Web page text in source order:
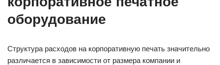
оборудование
Структура расходов на корпоративную печать значительно
различается в зависимости от размера компании и